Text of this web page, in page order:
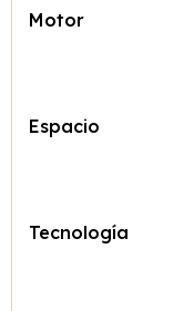
Motor
Espacio
Tecnología